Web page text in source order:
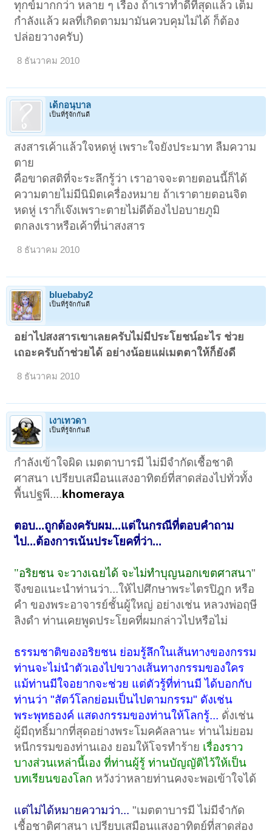
ทุกข์มากกว่า หลาย ๆ เรื่อง ถ้าเราทำดีที่สุดแล้ว เต็ม
กำลังแล้ว ผลที่เกิดตามมามันควบคุมไม่ได้ ก็ต้อง
ปล่อยวางครับ)
8 ธันวาคม 2010
เด็กอนุบาล
เป็นที่รู้จักกันดี
สงสารเค้าแล้วใจหดหู่ เพราะใจยังประมาท ลืมความ
ตาย
คือขาดสติที่จะระลึกรู้ว่า เราอาจจะตายตอนนี้ก็ได้
ความตายไม่มีนิมิตเครื่องหมาย ถ้าเราตายตอนจิต
หดหู่ เราก็เจ๊งเพราะตายไม่ดีต้องไปอบายภูมิ
ตกลงเราหรือเค้าที่น่าสงสาร
8 ธันวาคม 2010
bluebaby2
เป็นที่รู้จักกันดี
อย่าไปสงสารเขาเลยครับไม่มีประโยชน์อะไร ช่วย
เถอะครับถ้าช่วยได้ อย่างน้อยแผ่เมตตาให้ก็ยังดี
8 ธันวาคม 2010
เงาเทวดา
เป็นที่รู้จักกันดี
กำลังเข้าใจผิด เมตตาบารมี ไม่มีจำกัดเชื้อชาติ
ศาสนา เปรียบเสมือนแสงอาทิตย์ที่สาดส่องไปทั่วทั้ง
พื้นปฐพี.... khomeraya
ตอบ...ถูกต้องครับผม...แต่ในกรณีที่ตอบคำถาม
ไป...ต้องการเน้นประโยคที่ว่า...
"อริยชน จะวางเฉยได้ จะไม่ทำบุญนอกเขตศาสนา"
จึงขอแนะนำท่านว่า...ให้ไปศึกษาพระไตรปิฎก หรือ
คำ ของพระอาจารย์ชั้นผู้ใหญ่ อย่างเช่น หลวงพ่อฤษี
ลิงดำ ท่านเคยพูดประโยคที่ผมกล่าวไปหรือไม่
ธรรมชาติของอริยชน ย่อมรู้ลึกในเส้นทางของกรรม
ท่านจะไม่นำตัวเองไปขวางเส้นทางกรรมของใคร
แม้ท่านมีใจอยากจะช่วย แต่ตัวรู้ที่ท่านมี ได้บอกกับ
ท่านว่า "สัตว์โลกย่อมเป็นไปตามกรรม" ดังเช่น
พระพุทธองค์ แสดงกรรมของท่านให้โลกรู้... ดั่งเช่น
ผู้มีฤทธิ์มากที่สุดอย่างพระโมคคัลลานะ ท่านไม่ยอม
หนีกรรมของท่านเอง ยอมให้โจรทำร้าย เรื่องราว
บางส่วนเหล่านี้เอง ที่ท่านผู้รู้ ท่านบัญญัติไว้ให้เป็น
บทเรียนของโลก หวังว่าหลายท่านคงจะพอเข้าใจได้
แต่ไม่ได้หมายความว่า... "เมตตาบารมี ไม่มีจำกัด
เชื้อชาติศาสนา เปรียบเสมือนแสงอาทิตย์ที่สาดส่อง